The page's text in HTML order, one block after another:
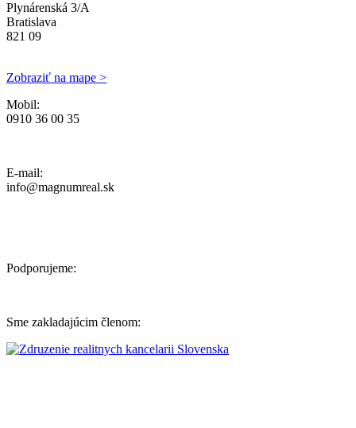
Plynárenská 3/A
Bratislava
821 09
Zobraziť na mape >
Mobil:
0910 36 00 35
E-mail:
info@magnumreal.sk
Podporujeme:
Sme zakladajúcim členom: